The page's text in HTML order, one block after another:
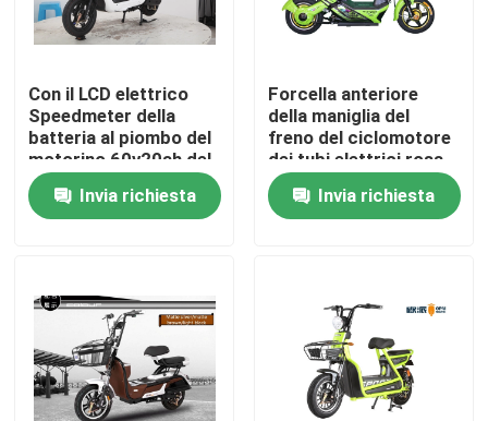
Contattici
Richieda una citazione
Motorino di motore elettrico
Motorino elettrico di mobilità
Con il LCD elettrico
Speedmeter della
batteria al piombo del
motorino 60v20ah del
ciclomotore di potere
800W del motore del
caricatore di USB
Invia richiesta
Forcella anteriore
della maniglia del
freno del ciclomotore
dei tubi elettrici rosa
del motorino 42
Invia richiesta